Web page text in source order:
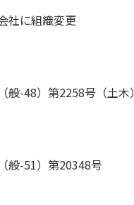
社に組織変更
般-48）第2258号（土木）
般-51）第20348号